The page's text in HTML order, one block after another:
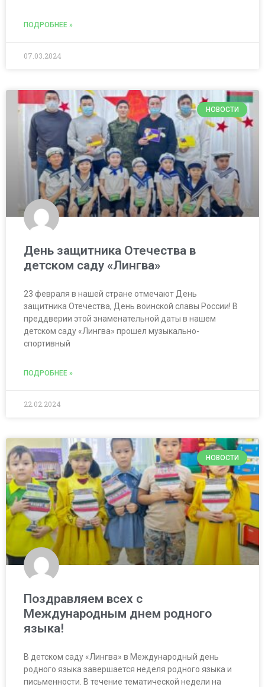
ПОДРОБНЕЕ »
07.03.2024
НОВОСТИ
День защитника Отечества в
детском саду «Лингва»
23 февраля в нашей стране отмечают День
защитника Отечества, День воинской славы России! В
преддверии этой знаменательной даты в нашем
детском саду «Лингва» прошел музыкально-
спортивный
ПОДРОБНЕЕ »
22.02.2024
НОВОСТИ
Поздравляем всех с
Международным днем родного
языка!
В детском саду «Лингва» в Международный день
родного языка завершается неделя родного языка и
письменности. В течение тематической недели на